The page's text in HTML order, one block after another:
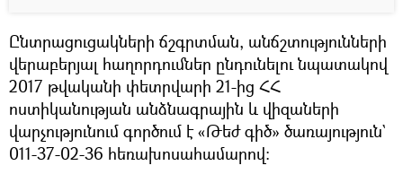
Ընտրացուցակների ճշգրտման, անճշտությունների
վերաբերյալ հաղորդումներ ընդունելու նպատակով
2017 թվականի փետրվարի 21-ից ՀՀ
ոստիկանության անձնագրային և վիզաների
վարչությունում գործում է «Թեժ գիծ» ծառայություն`
011-37-02-36 հեռախոսահամարով: